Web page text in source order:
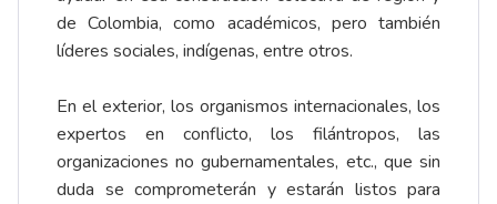
de Colombia, como académicos, pero también
líderes sociales, indígenas, entre otros.
En el exterior, los organismos internacionales, los
expertos en conflicto, los filántropos, las
organizaciones no gubernamentales, etc., que sin
duda se comprometerán y estarán listos para